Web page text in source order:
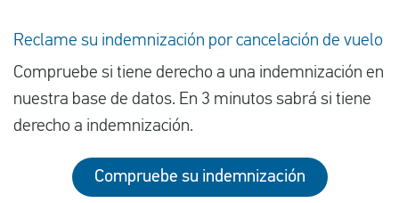
Reclame su indemnización por cancelación de vuelo
Compruebe si tiene derecho a una indemnización en
nuestra base de datos. En 3 minutos sabrá si tiene
derecho a indemnización.
Compruebe su indemnización